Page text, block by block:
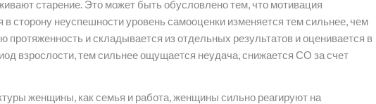
старение. Это может быть обусловлено тем, что мотивация
сторону неуспешности уровень самооценки изменяется тем сильнее, чем
и складывается из отдельных результатов и оценивается в
взрослости, тем сильнее ощущается неудача, снижается СО за счет
женщины, как семья и работа, женщины сильно реагируют на